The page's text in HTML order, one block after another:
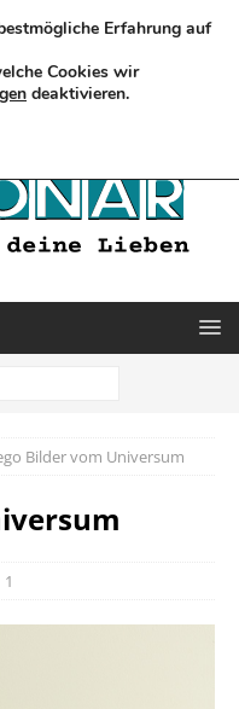
Bilder vom Universum
1
Erfahrung auf
Cookies wir
deaktivieren.